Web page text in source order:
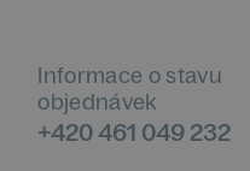
Informace o stavu
objednávek
+420 461 049 232